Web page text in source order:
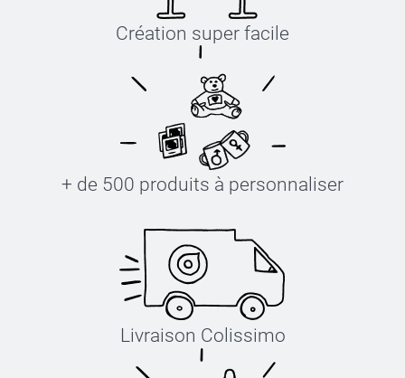
Création super facile
+ de 500 produits à personnaliser
Livraison Colissimo